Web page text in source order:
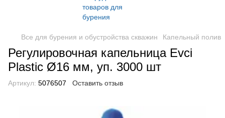
Все для бурения и обустройства скважин Капельный полив
Регулировочная капельница Evci
Plastic Ø16 мм, уп. 3000 шт
Артикул: 5076507 Оставить отзыв